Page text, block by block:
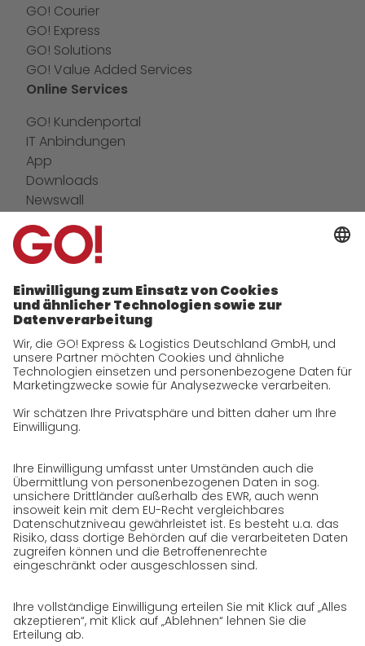
GO! Courier
GO! Express
GO! Solutions
GO! Value Added Services
Online Services
GO! Kundenportal
IT Anbindungen
App
Downloads
Newswall
GO! Versandmaterial
Unternehmen
zukunftssichere Arbeitskultur bei GO!
Daten & Fakten
Historie
CSR
Qualität
Zertifizierungen
Referenzen
Auszeichnungen
Karriere
GO! als Arbeitgeber
Arbeitsbereiche
Offene Stellen
Initiativbewerbung bei GO!
Datenschutz
Datenschutzerklärung für Website
Datenschutzerklärung für GeschäftspartnerInnen